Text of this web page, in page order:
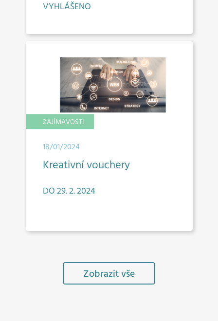
VYHLÁŠENO
ZAJÍMAVOSTI
18/01/2024
Kreativní vouchery
DO 29. 2. 2024
Zobrazit vše